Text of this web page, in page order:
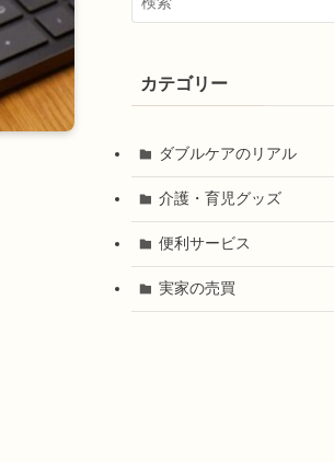
カテゴリー
ダブルケアのリアル
介護・育児グッズ
便利サービス
実家の売買